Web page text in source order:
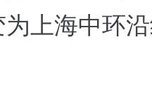
为上海中环